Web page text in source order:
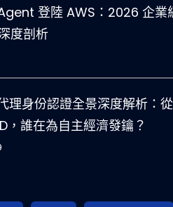
登陸 AWS：2026 企業
度剖析
理身份認證全景深度解析：從
，誰在為自主經濟發鑰？